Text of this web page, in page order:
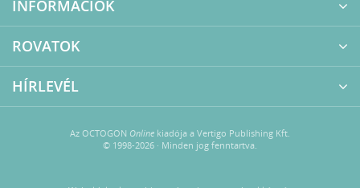
INFORMÁCIÓK
ROVATOK
HÍRLEVÉL
Az OCTOGON Online kiadója a Vertigo Publishing Kft.
© 1998-2026 · Minden jog fenntartva.